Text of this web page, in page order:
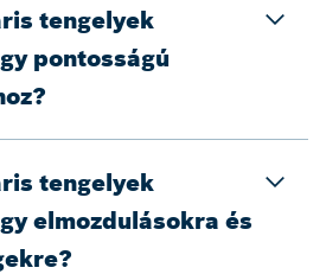
tengelyek
pontosságú
tengelyek
elmozdulásokra és